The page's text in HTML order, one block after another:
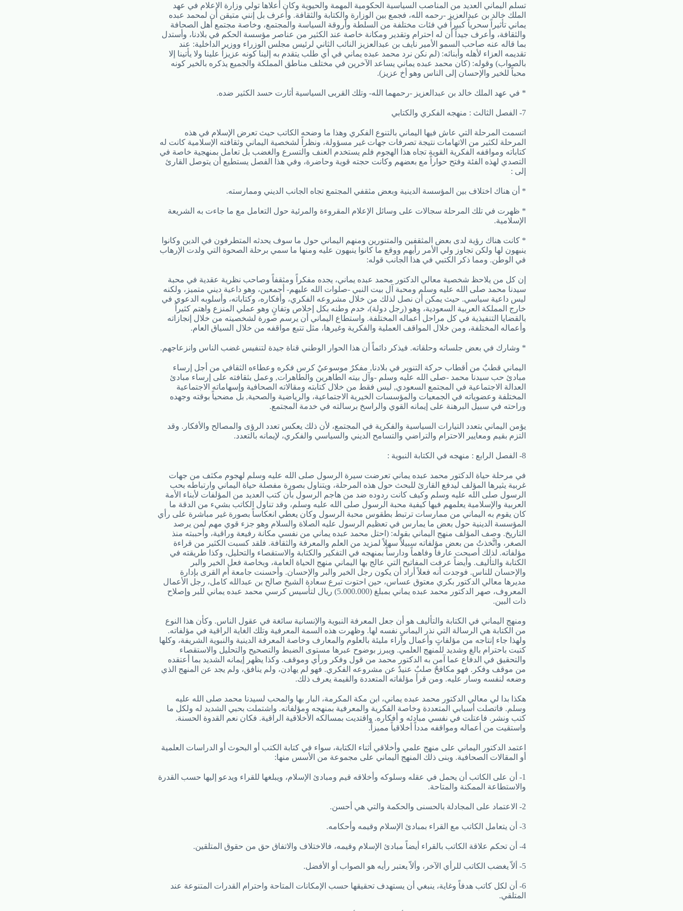
تسلم اليماني العديد من المناصب السياسية الحكومية المهمة والحيوية وكان أعلاها تولي وزارة الإعلام في عهد
الملك خالد بن عبدالعزيز -رحمه الله، فجمع بين الوزارة والكتابة والثقافة. وأعرف بل إنني متيقن أن لمحمد عبده
يماني تأثيراً سحرياً كبيراً في فئات مختلفة من السلطة وأروقة السياسة والمجتمع، وخاصة مجتمع أهل الصحافة
والثقافة، وأعرف جيداً أن له احترام وتقدير ومكانة خاصة عند الكثير من عناصر مؤسسة الحكم في بلادنا، وأستدل
بما قاله عنه صاحب السمو الأمير نايف بن عبدالعزيز النائب الثاني لرئيس مجلس الوزراء ووزير الداخلية: عند
تقديمه العزاء لأهله وأبنائه: (لم نكن نرد محمد عبده يماني في أي طلب يتقدم به إلينا كونه عزيزاً علينا ولا يأتينا إلا
بالصواب) وقوله: (كان محمد عبده يماني يساعد الآخرين في مختلف مناطق المملكة والجميع يذكره بالخير كونه
محباً للخير والإحسان إلى الناس وهو أخ عزيز).
* في عهد الملك خالد بن عبدالعزيز -رحمهما الله- وتلك القربى السياسية أثارت حسد الكثير ضده.
7- الفصل الثالث : منهجه الفكري والكتابي
اتسمت المرحلة التي عاش فيها اليماني بالتنوع الفكري وهذا ما وضحه الكاتب حيث تعرض الإسلام في هذه
المرحلة لكثير من الاتهامات نتيجة تصرفات جهات غير مسؤولة، ونظراً لشخصية اليماني وثقافته الإسلامية كانت له
كتاباته ومواقفه الفكرية القوية تجاه هذا الهجوم فلم يستخدم العنف والتسرع والغضب بل تعامل بمنهجية خاصة في
التصدي لهذه الفئة وفتح حواراً مع بعضهم وكانت حجته قوية وحاضرة، وفي هذا الفصل يستطيع أن يتوصل القارئ
إلى :
* أن هناك اختلاف بين المؤسسة الدينية وبعض مثقفي المجتمع تجاه الجانب الديني وممارسته.
* ظهرت في تلك المرحلة سجالات على وسائل الإعلام المقروءة والمرئية حول التعامل مع ما جاءت به الشريعة
الإسلامية.
* كانت هناك رؤية لدى بعض المثقفين والمتنورين ومنهم اليماني حول ما سوف يحدثه المتطرفون في الدين وكانوا
ينبهون لها ولكن تجاوز ولي الأمر رأيهم ووقع ما كانوا ينبهون عليه ومنها ما سمي برحلة الصحوة التي ولدت الإرهاب
في الوطن. ومما ذكر الكتبي في هذا الجانب قوله:
إن كل من يلاحظ شخصية معالي الدكتور محمد عبده يماني، يجده مفكراً ومثقفاً وصاحب نظرية عقدية في محبة
سيدنا محمد صلى الله عليه وسلم ومحبة آل بيت النبي -صلوات الله عليهم- أجمعين، وهو داعية ديني متميز، ولكنه
ليس داعية سياسي. حيث يمكن أن نصل لذلك من خلال مشروعه الفكري، وأفكاره، وكتاباته، وأسلوبه الدعوي في
خارج المملكة العربية السعودية، وهو (رجل دولة)، خدم وطنه بكل إخلاص وتفانٍ وهو عملي المنزع واهتم كثيراً
بالقضايا التنفيذية في كل مراحل أعماله المختلفة. واستطاع اليماني أن يرسم صورة لشخصيته من خلال إنجازاته
وأعماله المختلفة، ومن خلال المواقف العملية والفكرية وغيرها، مثل تتبع مواقفه من خلال السياق العام.
* وشارك في بعض جلساته وحلقاته. فيذكر دائماً أن هذا الحوار الوطني قناة جيدة لتنفيس غضب الناس وانزعاجهم.
اليماني قطبٌ من أقطاب حركة التنوير في بلادنا, مفكرٌ موسوعيٌ كرس فكره وعطاءه الثقافي من أجل إرساء
مبادئ حب سيدنا محمد -صلى الله عليه وسلم -وآل بيته الطاهرين والطاهرات, وعمل بثقافته على إرساء مبادئ
العدالة الاجتماعية في المجتمع السعودي, ليس فقط من خلال كتابته ومقالاته الصحافية وإسهاماته الاجتماعية
المختلفة وعضوياته في الجمعيات والمؤسسات الخيرية الاجتماعية، والرياضية والصحية, بل مضحياً بوقته وجهده
وراحته في سبيل البرهنة على إيمانه القوي والراسخ برسالته في خدمة المجتمع.
يؤمن اليماني بتعدد التيارات السياسية والفكرية في المجتمع، لأن ذلك يعكس تعدد الرؤى والمصالح والأفكار. وقد
التزم بقيم ومعايير الاحترام والتراضي والتسامح الديني والسياسي والفكري، لإيمانه بالتعدد.
8- الفصل الرابع : منهجه في الكتابة النبوية :
في مرحلة حياة الدكتور محمد عبده يماني تعرضت سيرة الرسول صلى الله عليه وسلم لهجوم مكثف من جهات
غربية يثيرها المؤلف ليدفع القارئ للبحث حول هذه المرحلة، ويتناول بصورة مفصلة حياة اليماني وارتباطه بحب
الرسول صلى الله عليه وسلم وكيف كانت ردوده ضد من هاجم الرسول بأن كتب العديد من المؤلفات لأبناء الأمة
العربية والإسلامية يعلمهم فيها كيفية محبة الرسول صلى الله عليه وسلم، وقد تناول الكاتب بشيء من الدقة ما
كان يقوم به اليماني من ممارسات ترتبط بطقوس محبة الرسول وكان يعطي انعكاساً بصورة غير مباشرة على رأي
المؤسسة الدينية حول بعض ما يمارس في تعظيم الرسول عليه الصلاة والسلام وهو جزء قوي مهم لمن يرصد
التاريخ. وصف المؤلف منهج اليماني بقوله: (احتل محمد عبده يماني من نفسي مكانة رفيعة وراقية، وأحببته منذ
الصغر، واتَّخذتُ من بعض مؤلفاته سبيلاً سهلاً لمزيد من العلم والمعرفة والثقافة. فلقد كسبت الكثير من قراءة
مؤلفاته. لذلك أصبحت عارفاً وفاهماً ودارساً بمنهجه في التفكير والكتابة والاستقصاء والتحليل، وكذا طريقته في
الكتابة والتأليف. وأيضاً عرفت المفاتيح التي عالج بها اليماني منهج الحياة العامة، وبخاصة فعل الخير والبر
والإحسان للناس. فوجدت أنه فعلاً أراد أن يكون رجل الخير والبر والإحسان. وأحسنت جامعة أم القرى بإدارة
مديرها معالي الدكتور بكري معتوق عساس، حين احتوت تبرع سعادة الشيخ صالح بن عبدالله كامل، رجل الأعمال
المعروف، صهر الدكتور محمد عبده يماني بمبلغ (5.000.000) ريال لتأسيس كرسي محمد عبده يماني للبر وإصلاح
ذات البين.
ومنهج اليماني في الكتابة والتأليف هو أن جعل المعرفة النبوية والإنسانية سائغة في عقول الناس. وكأن هذا النوع
من الكتابة هي الرسالة التي نذر اليماني نفسه لها. وظهرت هذه السمة المعرفية وتلك الغاية الراقية في مؤلفاته.
ولهذا جاء إنتاجه من مؤلفاتٍ وأعمال وآراء مليئة بالعلوم والمعارف وخاصة المعرفة الدينية والنبوية الشريفة، وكلها
كتبت باحترام بالغ وشديد للمنهج العلمي. ويبرز بوضوح عبرها مستوى الضبط والتصحيح والتحليل والاستقصاء
والتحقيق في الدفاع عما آمن به الدكتور محمد من قول وفكر ورأي وموقف. وكذا يظهر إيمانه الشديد بما أعتقده
من موقف وفكر. فهو مكافحٌ صلبٌ عنيدٌ عن مشروعه الفكري. فهو لم يهادن، ولم ينافق، ولم يجد عن المنهج الذي
وضعه لنفسه وسار عليه. ومن قرأ مؤلفاته المتعددة والقيمة يعرف ذلك.
هكذا بدا لي معالي الدكتور محمد عبده يماني، ابن مكة المكرمة، البار بها والمحب لسيدنا محمد صلى الله عليه
وسلم. فاتصلت أسبابي المتعددة وخاصة الفكرية والمعرفية بمنهجه ومؤلفاته. واشتملت بحبي الشديد له ولكل ما
كتب ونشر. فاعتلت في نفسي مبادئه و أفكاره. واقتديت بمسالكه الأخلاقية الراقية. فكان نعم القدوة الحسنة.
واستقيت من أعماله ومواقفه مدداً أخلاقياً مميزاً.
اعتمد الدكتور اليماني على منهج علمي وأخلاقي أثناء الكتابة، سواء في كتابة الكتب أو البحوث أو الدراسات العلمية
أو المقالات الصحافية. وبنى ذلك المنهج اليماني على مجموعة من الأسس منها:
1- أن على الكاتب أن يحمل في عقله وسلوكه وأخلاقه قيم ومبادئ الإسلام، ويبلغها للقراء ويدعو إليها حسب القدرة
والاستطاعة الممكنة والمتاحة.
2- الاعتماد على المجادلة بالحسنى والحكمة والتي هي أحسن.
3- أن يتعامل الكاتب مع القراء بمبادئ الإسلام وقيمه وأحكامه.
4- أن تحكم علاقة الكاتب بالقراء أيضاً مبادئ الإسلام وقيمه، فالاختلاف والاتفاق حق من حقوق المتلقين.
5- ألاّ يغضب الكاتب للرأي الآخر، وألاّ يعتبر رأيه هو الصواب أو الأفضل.
6- أن لكل كاتب هدفاً وغاية، ينبغي أن يستهدف تحقيقها حسب الإمكانات المتاحة واحترام القدرات المتنوعة عند
المتلقي.